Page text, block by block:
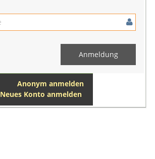
Anonym anmelden
Neues Konto anmelden